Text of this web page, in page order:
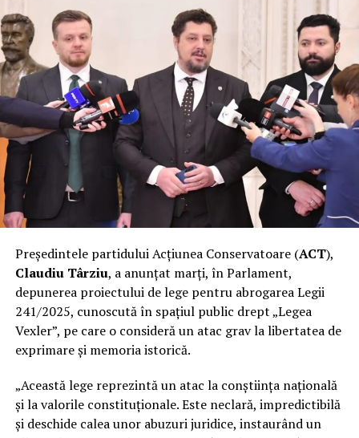
Președintele partidului Acțiunea Conservatoare (ACT),
Claudiu Târziu, a anunțat marți, în Parlament,
depunerea proiectului de lege pentru abrogarea Legii
241/2025, cunoscută în spațiul public drept „Legea
Vexler”, pe care o consideră un atac grav la libertatea de
exprimare și memoria istorică.
„Această lege reprezintă un atac la conștiința națională
și la valorile constituționale. Este neclară, impredictibilă
și deschide calea unor abuzuri juridice, instaurând un